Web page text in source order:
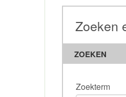
Zoeken
ZOEKEN
Zoekterm